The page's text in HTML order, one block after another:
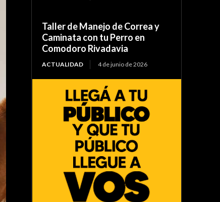
Taller de Manejo de Correa y
Caminata con tu Perro en
Comodoro Rivadavia
ACTUALIDAD 4 de junio de 2026